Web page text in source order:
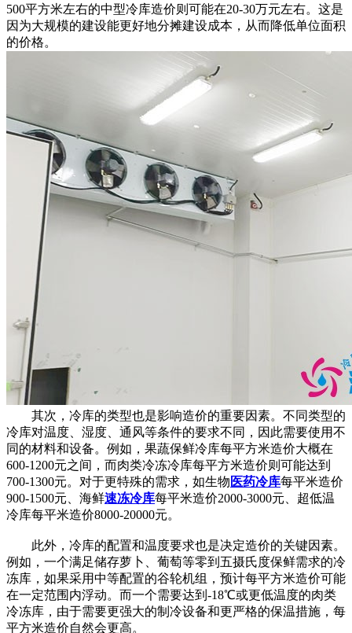
500平方米左右的中型冷库造价则可能在20-30万元左右。这是
因为大规模的建设能更好地分摊建设成本，从而降低单位面积
的价格。
其次，冷库的类型也是影响造价的重要因素。不同类型的
冷库对温度、湿度、通风等条件的要求不同，因此需要使用不
同的材料和设备。例如，果蔬保鲜冷库每平方米造价大概在
600-1200元之间，而肉类冷冻冷库每平方米造价则可能达到
700-1300元。对于更特殊的需求，如生物 医药冷库每平米造价
900-1500元、海鲜速冻冷库每平米造价2000-3000元、超低温
冷库每平米造价8000-20000元。
此外，冷库的配置和温度要求也是决定造价的关键因素。
例如，一个满足储存萝卜、葡萄等零到五摄氏度保鲜需求的冷
冻库，如果采用中等配置的谷轮机组，预计每平方米造价可能
在一定范围内浮动。而一个需要达到-18℃或更低温度的肉类
冷冻库，由于需要更强大的制冷设备和更严格的保温措施，每
平方米造价自然会更高。